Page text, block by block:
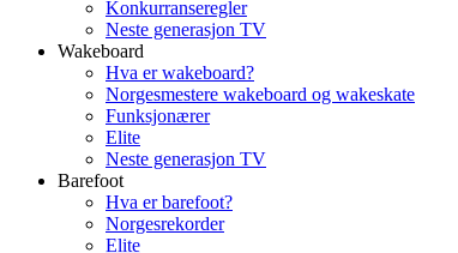
Konkurranseregler
Neste generasjon TV
Wakeboard
Hva er wakeboard?
Norgesmestere wakeboard og wakeskate
Funksjonærer
Elite
Neste generasjon TV
Barefoot
Hva er barefoot?
Norgesrekorder
Elite